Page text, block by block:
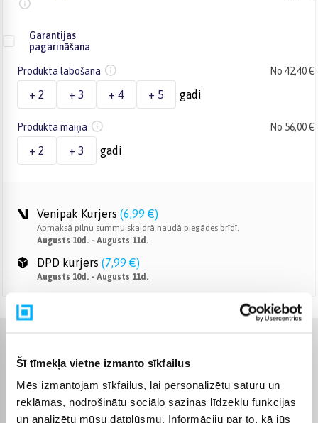
Šī tīmekļa vietne izmanto sīkfailus
Mēs izmantojam sīkfailus, lai personalizētu saturu un
reklāmas, nodrošinātu sociālo saziņas līdzekļu funkcijas
un analizētu mūsu datplūsmu. Informāciju par to, kā jūs
Garantijas
pagarināšana
Produkta labošana No 42,40 €
+ 2 + 3 + 4 + 5 gadi
Produkta maiņa No 56,00 €
+ 2 + 3 gadi
Venipak Kurjers (6,99 €)
Apmaksā pilnu summu skaidrā naudā piegādes brīdī.
Augusts 10d. - Augusts 11d.
DPD kurjers (7,99 €)
Augusts 10d. - Augusts 11d.
Ražotājs Electrolux